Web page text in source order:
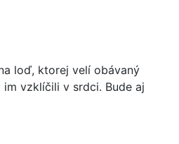
loď, ktorej velí obávaný
vzklíčili v srdci. Bude aj